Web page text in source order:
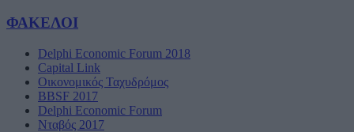
ΦΑΚΕΛΟΙ
Delphi Economic Forum 2018
Capital Link
Οικονομικός Ταχυδρόμος
BBSF 2017
Delphi Economic Forum
Νταβός 2017